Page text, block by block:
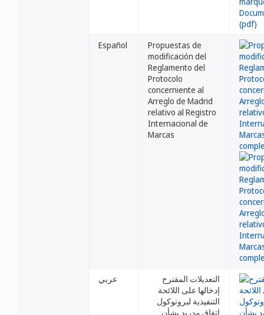
Español
Propuestas de
modificación del
Reglamento del
Protocolo
concerniente al
Arreglo de Madrid
relativo al Registro
Internacional de
Marcas
عربي
التعديلات المقترح
إدخالها على اللائحة
التنفيذية لبروتوكول
اتفاق مدريد بشأن